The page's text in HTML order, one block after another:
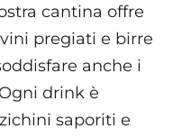
cantina offre
pregiati e birre
anche i
drink è
saporiti e